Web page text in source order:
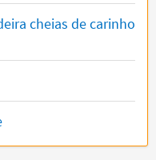
cheias de carinho